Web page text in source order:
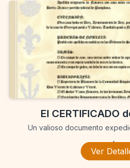
El CERTIFICADO
Un valioso documento
.
Ver